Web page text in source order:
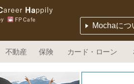
Mochaにつ
不動産 保険 カード・ローン